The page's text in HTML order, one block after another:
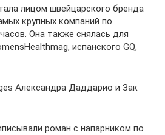
лицом швейцарского бренда
крупных компаний по
Она также снялась для
испанского GQ,
Александра Даддарио и Зак
роман с напарником по